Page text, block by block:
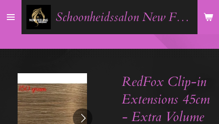
direct
hoofdinhoud
Schoonheidssalon New Feeling
RedFox Clip-in
Extensions 45cm
- Extra Volume